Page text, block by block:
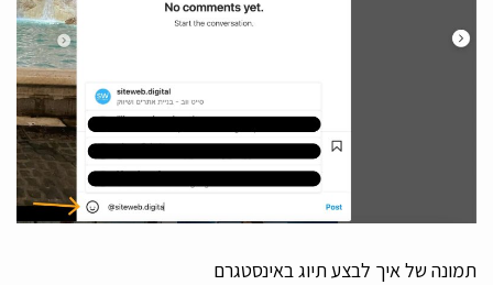
תמונה של איך לבצע תיוג באינסטגרם